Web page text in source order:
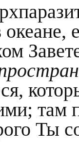
океане,
там
Ты